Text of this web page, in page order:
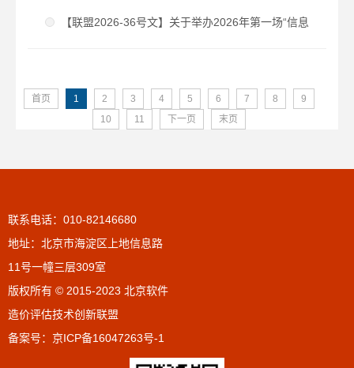
合性评定结果公示2026年度第2批（总第30批）
【联盟2026-36号文】关于举办2026年第一场“信息
首页 1 2 3 4 5 6 7 8
9
10
11 下一页 末页
联系电话：010-82146680
地址：北京市海淀区上地信息路
11号一幢三层309室
版权所有 © 2015-2023 北京软件
造价评估技术创新联盟
备案号： 京ICP备16047263号-1